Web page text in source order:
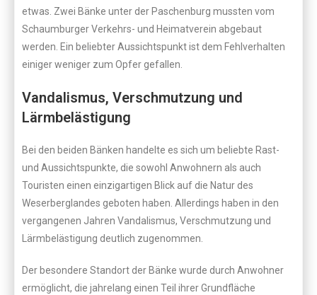
etwas. Zwei Bänke unter der Paschenburg mussten vom
Schaumburger Verkehrs- und Heimatverein abgebaut
werden. Ein beliebter Aussichtspunkt ist dem Fehlverhalten
einiger weniger zum Opfer gefallen.
Vandalismus, Verschmutzung und
Lärmbelästigung
Bei den beiden Bänken handelte es sich um beliebte Rast-
und Aussichtspunkte, die sowohl Anwohnern als auch
Touristen einen einzigartigen Blick auf die Natur des
Weserberglandes geboten haben. Allerdings haben in den
vergangenen Jahren Vandalismus, Verschmutzung und
Lärmbelästigung deutlich zugenommen.
Der besondere Standort der Bänke wurde durch Anwohner
ermöglicht, die jahrelang einen Teil ihrer Grundfläche